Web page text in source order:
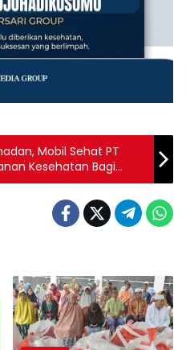
Mobil Sehat PT
Kesehatan Bagi
Selatan